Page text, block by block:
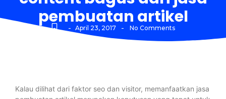
pembuatan artikel
- April 23, 2017 - No Comments
Kalau dilihat dari faktor seo dan visitor, memanfaatkan jasa